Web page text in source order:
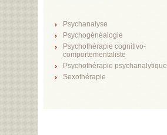
Psychanalyse
Psychogénéalogie
Psychothérapie cognitivo-
comportementaliste
Psychothérapie psychanalytique
Sexothérapie